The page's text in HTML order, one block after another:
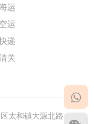
运
运
递
关
太和镇大源北路